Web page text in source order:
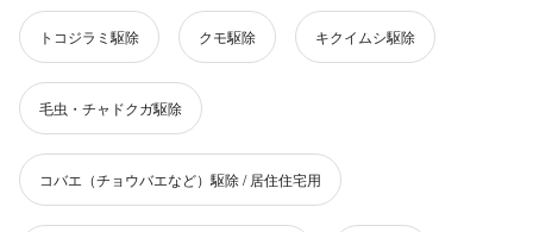
トコジラミ駆除 クモ駆除 キクイムシ駆除
毛虫・チャドクガ駆除
コバエ（チョウバエなど）駆除 / 居住住宅用